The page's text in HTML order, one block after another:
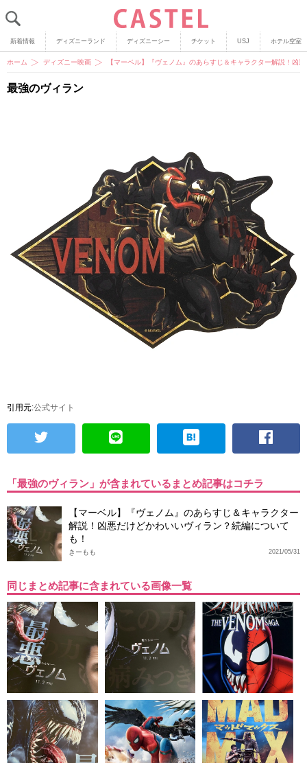
新着情報 ディズニーランド ディズニーシー チケット USJ ホテル空室
ホーム ディズニー映画 【マーベル】『ヴェノム』のあらすじ＆キャラクター解説！凶
最強のヴィラン
引用元:公式サイト
「最強のヴィラン」が含まれているまとめ記事はコチラ
【マーベル】『ヴェノム』のあらすじ＆キャラクター
解説！凶悪だけどかわいいヴィラン？続編について
も！
2021/05/31
きーもも
同じまとめ記事に含まれている画像一覧